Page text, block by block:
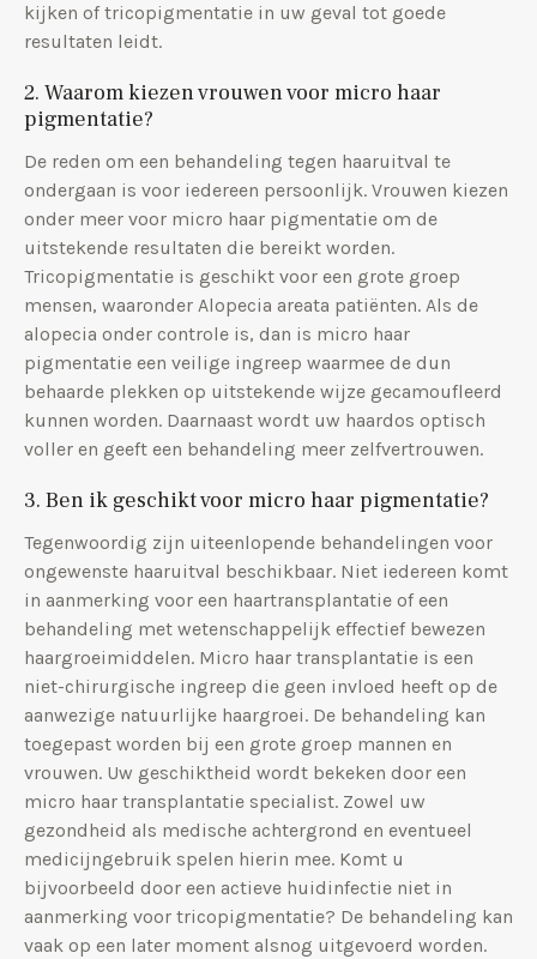
kijken of tricopigmentatie in uw geval tot goede
resultaten leidt.
2. Waarom kiezen vrouwen voor micro haar
pigmentatie?
De reden om een behandeling tegen haaruitval te
ondergaan is voor iedereen persoonlijk. Vrouwen kiezen
onder meer voor micro haar pigmentatie om de
uitstekende resultaten die bereikt worden.
Tricopigmentatie is geschikt voor een grote groep
mensen, waaronder Alopecia areata patiënten. Als de
alopecia onder controle is, dan is micro haar
pigmentatie een veilige ingreep waarmee de dun
behaarde plekken op uitstekende wijze gecamoufleerd
kunnen worden. Daarnaast wordt uw haardos optisch
voller en geeft een behandeling meer zelfvertrouwen.
3. Ben ik geschikt voor micro haar pigmentatie?
Tegenwoordig zijn uiteenlopende behandelingen voor
ongewenste haaruitval beschikbaar. Niet iedereen komt
in aanmerking voor een haartransplantatie of een
behandeling met wetenschappelijk effectief bewezen
haargroeimiddelen. Micro haar transplantatie is een
niet-chirurgische ingreep die geen invloed heeft op de
aanwezige natuurlijke haargroei. De behandeling kan
toegepast worden bij een grote groep mannen en
vrouwen. Uw geschiktheid wordt bekeken door een
micro haar transplantatie specialist. Zowel uw
gezondheid als medische achtergrond en eventueel
medicijngebruik spelen hierin mee. Komt u
bijvoorbeeld door een actieve huidinfectie niet in
aanmerking voor tricopigmentatie? De behandeling kan
vaak op een later moment alsnog uitgevoerd worden.